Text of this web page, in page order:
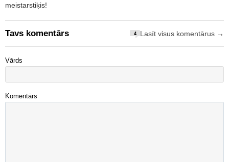
meistarstiķis!
Tavs komentārs 4 Lasīt visus komentārus →
Vārds
Komentārs